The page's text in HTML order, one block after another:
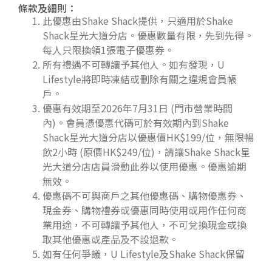
條款及細則：
此優惠由Shake Shack提供，只適用於Shake
Shack星光大道分店。優惠數量有限，先到先得。
每人只限換領1張電子優惠券。
所有禮遇不可轉讓予其他人。如有發現，U
Lifestyle將即時凍結或刪除有關之違規會員帳
戶。
優惠有效期至2026年7月31日 (門市營業時間
內)。會員憑優惠代碼可於有效期內到Shake
Shack星光大道分店以優惠價HK$199/位，無限暢
飲2小時 (原價HK$249/位)，請讓Shake Shack星
光大道分店店員滑動此券以使用優惠。優惠逾期
無效。
優惠碼不可與商戶之其他優惠碼、購物優惠券、
現金券、購物禮券或優惠同時使用或用作任何商
業用途，不可轉讓予其他人，不可兌換現金或換
取其他優惠或產品及不設退款。
如有任何爭議，U Lifestyle及Shake Shack保留